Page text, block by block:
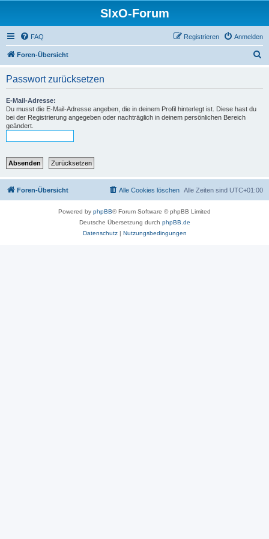
SIxO-Forum
FAQ Anmelden
Registrieren
Foren-Übersicht
Passwort zurücksetzen
E-Mail-Adresse:
Du musst die E-Mail-Adresse angeben, die in deinem Profil hinterlegt ist. Diese hast du
bei der Registrierung angegeben oder nachträglich in deinem persönlichen Bereich
geändert.
Foren-Übersicht Alle Zeiten sind UTC+01:00
Alle Cookies löschen
Powered by phpBB® Forum Software © phpBB Limited
Deutsche Übersetzung durch phpBB.de
Datenschutz| Nutzungsbedingungen